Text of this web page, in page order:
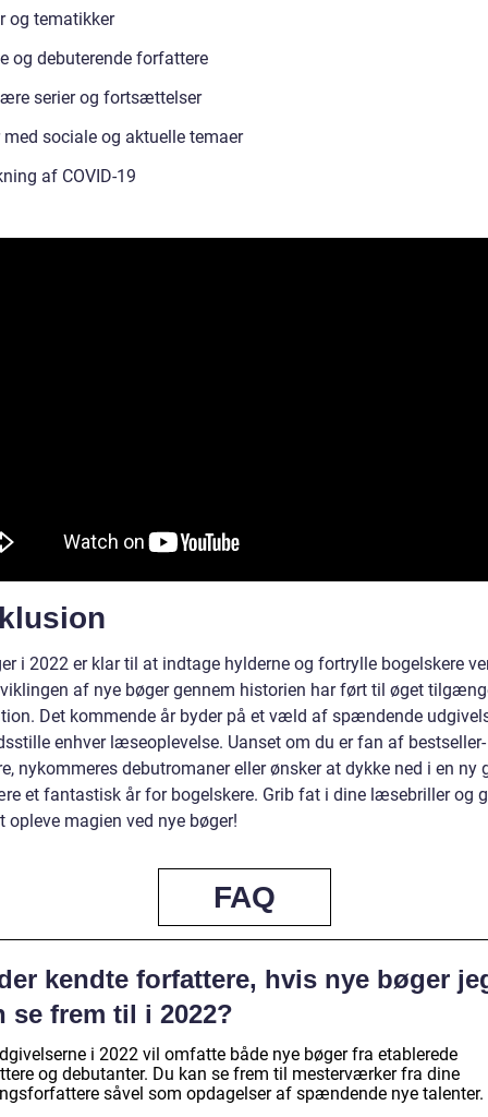
og tematikker
og debuterende forfattere
serier og fortsættelser
sociale og aktuelle temaer
af COVID-19
i 2022 er klar til at indtage hylderne og fortrylle bogelskere
af nye bøger gennem historien har ført til øget
Det kommende år byder på et væld af spændende
enhver læseoplevelse. Uanset om du er fan af bestseller-
nykommeres debutromaner eller ønsker at dykke ned i en ny
et fantastisk år for bogelskere. Grib fat i dine læsebriller og
opleve magien ved nye bøger!
FAQ
kendte forfattere, hvis nye bøger
se frem til i 2022?
i 2022 vil omfatte både nye bøger fra etablerede
og debutanter. Du kan se frem til mesterværker fra dine
såvel som opdagelser af spændende nye talenter.